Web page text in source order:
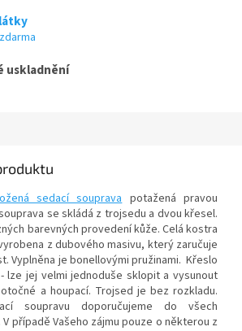
uskladnění
sedací soupravapotažená pravou
se skládá z trojsedu a dvou křesel.
barevných provedení kůže. Celá kostra
z dubového masivu, který zaručuje
Vyplněna je bonellovými pružinami. Křeslo
lze jej velmi jednoduše sklopit a vysunout
a houpací. Trojsed je bez rozkladu.
soupravu doporučujeme do všech
případě Vašeho zájmu pouze o některou z